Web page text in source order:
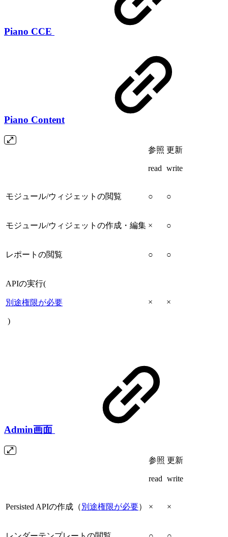
Piano CCE
Piano Content
参照
read
更新
write
モジュール/ウィジェットの閲覧 ○ ○
モジュール/ウィジェットの作成・編集 × ○
レポートの閲覧 ○ ○
APIの実行(
別途権限が必要
)
× ×
Admin画面
参照
read
更新
write
Persisted APIの作成（ 別途権限が必要） × ×